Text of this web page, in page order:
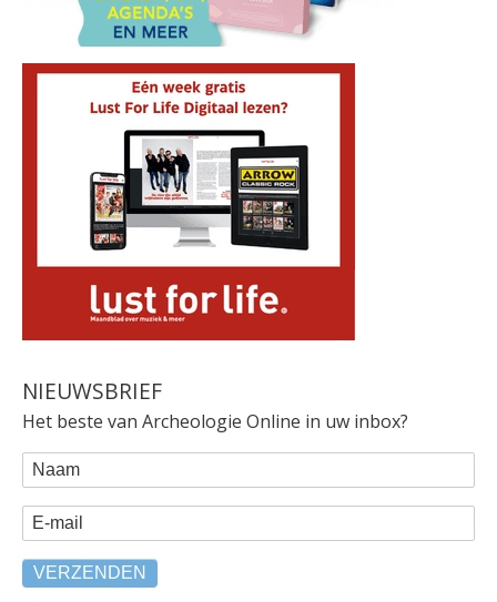
NIEUWSBRIEF
Het beste van Archeologie Online in uw inbox?
WEBFORM
Naam
E-mail